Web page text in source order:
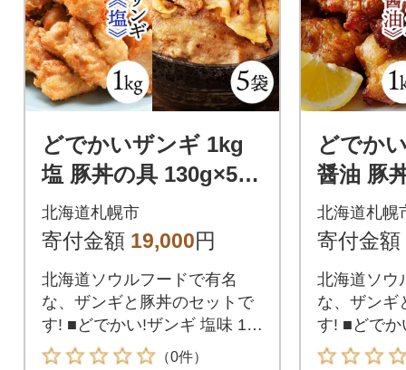
チ贅沢しませんか?
どでかいザンギ 1kg
塩 豚丼の具 130g×5袋
_hs289-031
北海道札幌市
寄付金額 19,000円
北海道ソウルフードで有名
な、ザンギと豚丼のセットで
す! ■どでかい!ザンギ 塩味 1k
g 北海道では、唐揚げのこと
（0件）
どでか
醤油 豚
袋
北海道札幌
寄付金額
北海道ソウ
な、ザンギ
す! ■どでか
kg 北海道